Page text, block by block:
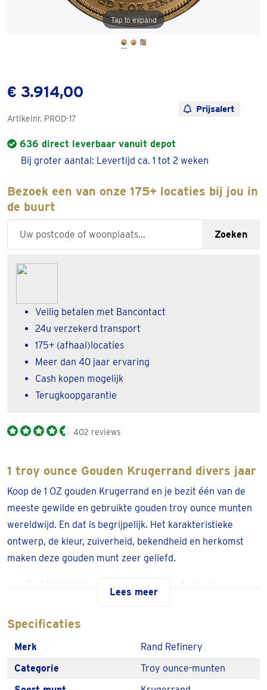
Tap to expand
Prijsalert
€ 3.914,00
Artikelnr. PROD-17
636 direct leverbaar vanuit depot
Bij groter aantal: Levertijd ca. 1 tot 2 weken
Bezoek een van onze 175+ locaties bij jou in
de buurt
Zoeken
Veilig betalen met Bancontact
24u verzekerd transport
175+ (afhaal)locaties
Meer dan 40 jaar ervaring
Cash kopen mogelijk
Terugkoopgarantie
402 reviews
1 troy ounce Gouden Krugerrand divers jaar
Koop de 1 OZ gouden Krugerrand en je bezit één van de
meeste gewilde en gebruikte gouden troy ounce munten
wereldwijd. En dat is begrijpelijk. Het karakteristieke
ontwerp, de kleur, zuiverheid, bekendheid en herkomst
maken deze gouden munt zeer geliefd.
De 1 troy ounce gouden Krugerrand van een
vrijgesteld van btw.
ruim 80 afhaallocaties in NL & BE.
Zo werd de 1 OZ gouden Krugerrand geliefd
Lees meer
Specificaties
Merk
Rand Refinery
Categorie
Troy ounce-munten